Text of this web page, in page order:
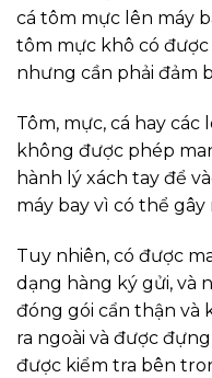
cá tôm mực lên máy
tôm mực khô có
nhưng cần phải đảm
Tôm, mực, cá hay các
không được phép
hành lý xách tay để
máy bay vì có thể
Tuy nhiên, có được
dạng hàng ký gửi, và
đóng gói cẩn thận và
ra ngoài và được
được kiểm tra bên